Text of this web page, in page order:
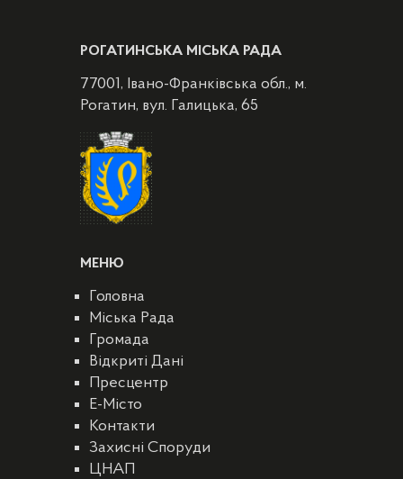
РОГАТИНСЬКА МІСЬКА РАДА
77001, Івано-Франківська обл., м.
Рогатин, вул. Галицька, 65
МЕНЮ
Головна
Міська Рада
Громада
Відкриті Дані
Пресцентр
E-Місто
Контакти
Захисні Споруди
ЦНАП